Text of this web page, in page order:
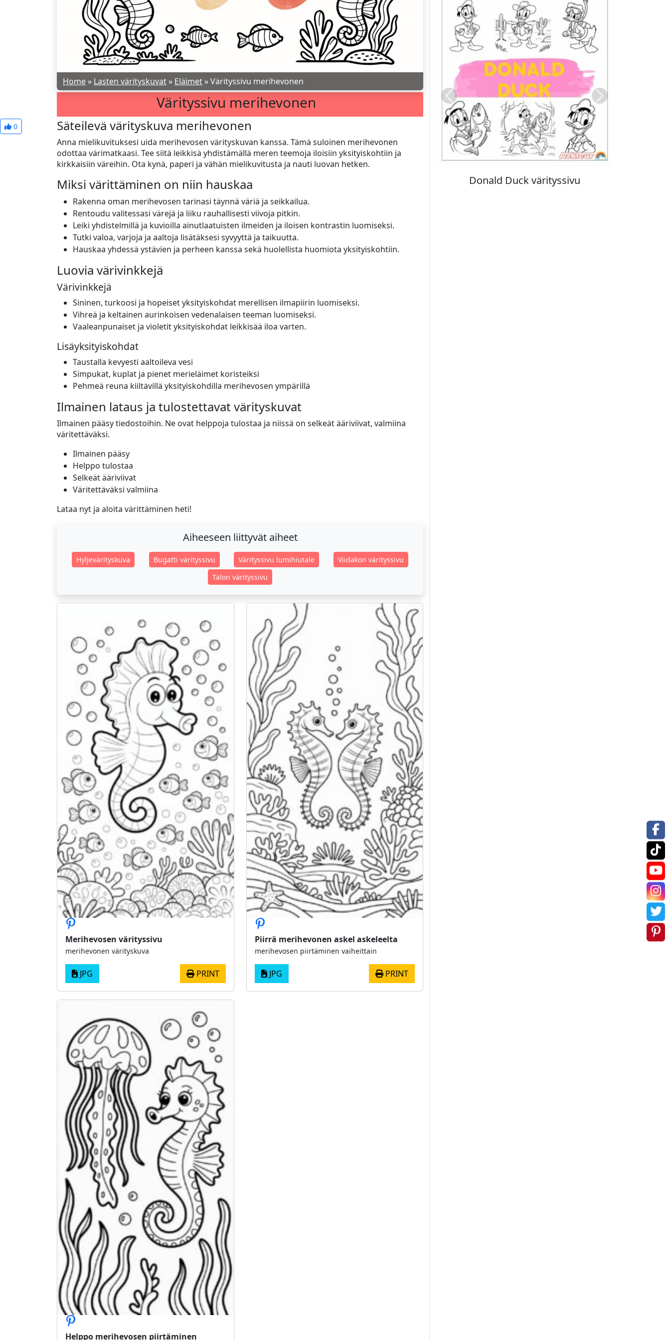
Home » Lasten värityskuvat » Eläimet »Värityssivu merihevonen
Värityssivu merihevonen
0 Säteilevä värityskuva merihevonen
Anna mielikuvituksesi uida merihevosen värityskuvan kanssa. Tämä suloinen merihevonen
odottaa värimatkaasi. Tee siitä leikkisä yhdistämällä meren teemoja iloisiin yksityiskohtiin ja
kirkkaisiin väreihin. Ota kynä, paperi ja vähän mielikuvitusta ja nauti luovan hetken.
Miksi värittäminen on niin hauskaa
Rakenna oman merihevosen tarinasi täynnä väriä ja seikkailua.
Rentoudu valitessasi värejä ja liiku rauhallisesti viivoja pitkin.
Leiki yhdistelmillä ja kuvioilla ainutlaatuisten ilmeiden ja iloisen kontrastin luomiseksi.
Tutki valoa, varjoja ja aaltoja lisätäksesi syvyyttä ja taikuutta.
Hauskaa yhdessä ystävien ja perheen kanssa sekä huolellista huomiota yksityiskohtiin.
Luovia värivinkkejä
Värivinkkejä
Sininen, turkoosi ja hopeiset yksityiskohdat merellisen ilmapiirin luomiseksi.
Vihreä ja keltainen aurinkoisen vedenalaisen teeman luomiseksi.
Vaaleanpunaiset ja violetit yksityiskohdat leikkisää iloa varten.
Lisäyksityiskohdat
Taustalla kevyesti aaltoileva vesi
Simpukat, kuplat ja pienet merieläimet koristeiksi
Pehmeä reuna kiiltävillä yksityiskohdilla merihevosen ympärillä
Ilmainen lataus ja tulostettavat värityskuvat
Ilmainen pääsy tiedostoihin. Ne ovat helppoja tulostaa ja niissä on selkeät ääriviivat, valmiina
väritettäväksi.
Ilmainen pääsy
Helppo tulostaa
Selkeät ääriviivat
Väritettäväksi valmiina
Lataa nyt ja aloita värittäminen heti!
Aiheeseen liittyvät aiheet
Hyljevärityskuva Bugatti värityssivu Värityssivu lumihiutale
Viidakon värityssivu
Talon värityssivu
Merihevosen värityssivu
merihevonen värityskuva
JPG PRINT
Piirrä merihevonen askel askeleelta
merihevosen piirtäminen vaiheittain
JPG PRINT
Helppo merihevosen piirtäminen
Stitch värityskuva
Previous Next